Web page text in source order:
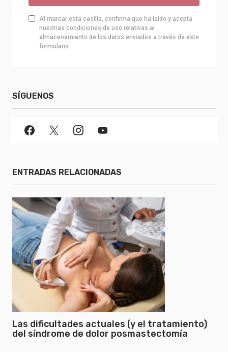
Al marcar esta casilla, confirma que ha leído y acepta
nuestras condiciones de uso relativas al
almacenamiento de los datos enviados a través de este
formulario.
SÍGUENOS
ENTRADAS RELACIONADAS
Las dificultades actuales (y el tratamiento)
del síndrome de dolor posmastectomía